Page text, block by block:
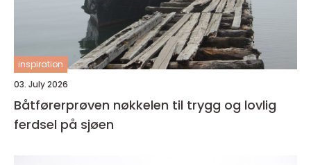
inspiration
03. July 2026
Båtførerprøven nøkkelen til trygg og lovlig
ferdsel på sjøen